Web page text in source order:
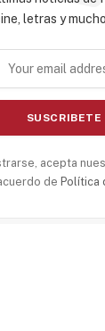
letras y
acepta
de Política